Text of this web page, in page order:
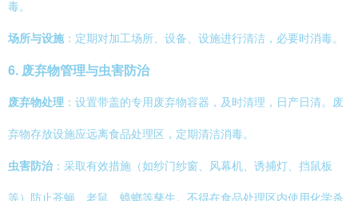
毒。
场所与设施 ：定期对加工场所、设备、设施进行清洁，必要时消毒。
6. 废弃物管理与虫害防治
废弃物处理 ：设置带盖的专用废弃物容器，及时清理，日产日清。废
弃物存放设施应远离食品处理区，定期清洁消毒。
虫害防治：采取有效措施（如纱门纱窗、风幕机、诱捕灯、挡鼠板
等）防止苍蝇、老鼠、蟑螂等孳生。不得在食品处理区内使用化学杀